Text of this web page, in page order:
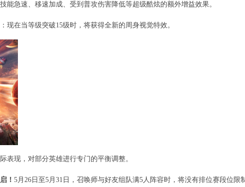
能急速、移速加成、受到普攻伤害降低等超级酷炫的额外增益效果。
在当等级突破15级时，将获得全新的周身视觉特效。
表现，对部分英雄进行专门的平衡调整。
！5月26日至5月31日，召唤师与好友组队满5人阵容时，将没有排位赛段位限